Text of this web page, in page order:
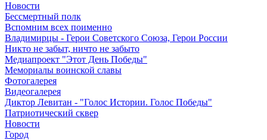
Новости
Бессмертный полк
Вспомним всех поименно
Владимирцы - Герои Советского Союза, Герои России
Никто не забыт, ничто не забыто
Медиапроект "Этот День Победы"
Мемориалы воинской славы
Фотогалерея
Видеогалерея
Диктор Левитан - "Голос Истории. Голос Победы"
Патриотический сквер
Новости
Город